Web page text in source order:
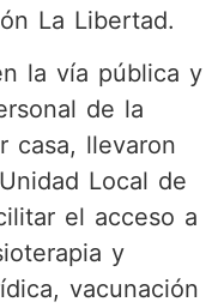
La Libertad.
la vía pública y
de la
casa, llevaron
Local de
el acceso a
y
vacunación